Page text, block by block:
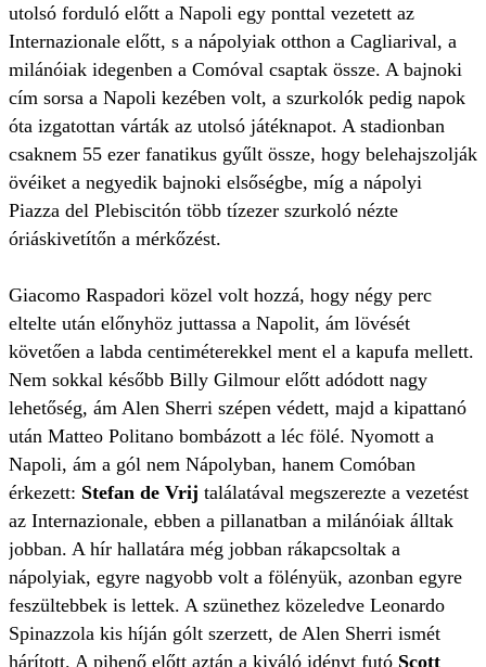
utolsó forduló előtt a Napoli egy ponttal vezetett az
Internazionale előtt, s a nápolyiak otthon a Cagliarival, a
milánóiak idegenben a Comóval csaptak össze. A bajnoki
cím sorsa a Napoli kezében volt, a szurkolók pedig napok
óta izgatottan várták az utolsó játéknapot. A stadionban
csaknem 55 ezer fanatikus gyűlt össze, hogy belehajszolják
övéiket a negyedik bajnoki elsőségbe, míg a nápolyi
Piazza del Plebiscitón több tízezer szurkoló nézte
óriáskivetítőn a mérkőzést.
Giacomo Raspadori közel volt hozzá, hogy négy perc
eltelte után előnyhöz juttassa a Napolit, ám lövését
követően a labda centiméterekkel ment el a kapufa mellett.
Nem sokkal később Billy Gilmour előtt adódott nagy
lehetőség, ám Alen Sherri szépen védett, majd a kipattanó
után Matteo Politano bombázott a léc fölé. Nyomott a
Napoli, ám a gól nem Nápolyban, hanem Comóban
érkezett: Stefan de Vrij találatával megszerezte a vezetést
az Internazionale, ebben a pillanatban a milánóiak álltak
jobban. A hír hallatára még jobban rákapcsoltak a
nápolyiak, egyre nagyobb volt a fölényük, azonban egyre
feszültebbek is lettek. A szünethez közeledve Leonardo
Spinazzola kis híján gólt szerzett, de Alen Sherri ismét
hárított. A pihenő előtt aztán a kiváló idényt futó Scott